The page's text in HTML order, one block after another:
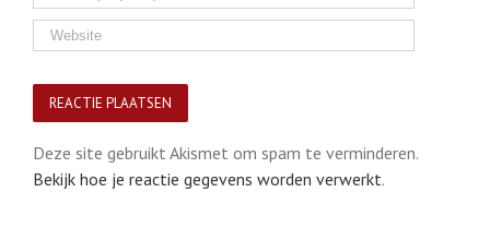
Deze site gebruikt Akismet om spam te verminderen.
Bekijk hoe je reactie gegevens worden verwerkt.